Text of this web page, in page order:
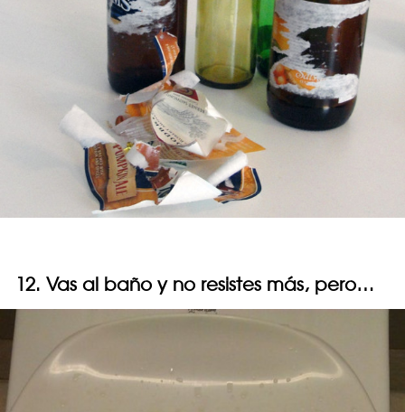
12. Vas al baño y no resistes más, pero…